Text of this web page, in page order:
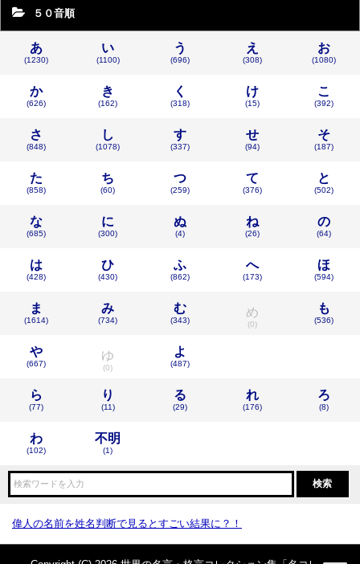
５０音順
あ
(1230)
い
(1100)
う
(696)
え
(308)
お
(1080)
か
(626)
き
(162)
く
(318)
け
(15)
こ
(392)
さ
(848)
し
(1078)
す
(337)
せ
(94)
そ
(187)
た
(858)
ち
(60)
つ
(259)
て
(376)
と
(502)
な
(685)
に
(300)
ぬ
(4)
ね
(26)
の
(64)
は
(428)
ひ
(430)
ふ
(862)
へ
(173)
ほ
(594)
ま
(1614)
み
(734)
む
(343)
め
(0)
も
(536)
や
(667)
ゆ
(0)
よ
(487)
ら
(77)
り
(11)
る
(29)
れ
(176)
ろ
(8)
わ
(102)
不明
(1)
偉人の名前を姓名判断で見るとすごい結果に？！